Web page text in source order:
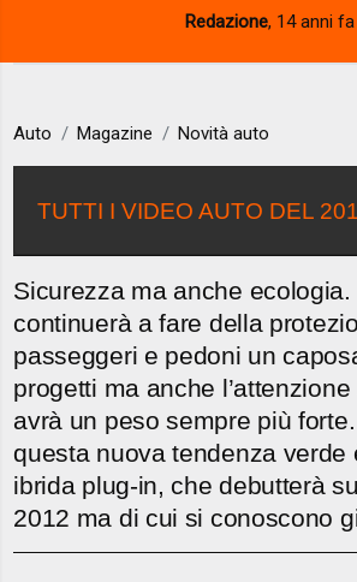
d
e
Redazione, 14 anni fa
Auto Magazine Novità auto
TUTTI I VIDEO AUTO DEL
Sicurezza ma anche ecologia.
continuerà a fare della
passeggeri e pedoni un
progetti ma anche l’attenzione
avrà un peso sempre più
questa nuova tendenza verde
ibrida plug-in, che debutterà
2012 ma di cui si conoscono